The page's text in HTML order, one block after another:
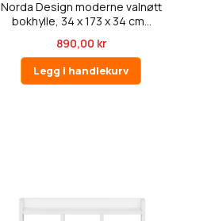
Norda Design moderne valnøtt
bokhylle, 34 x 173 x 34 cm...
890,00 kr
Legg i handlekurv